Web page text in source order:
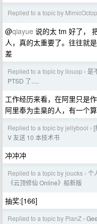
Replied to a topic by
@qiayue 说的太 tm 好了，
人，真的太重要了。往往就
差
Replied to a topic by liouop › 是
PTSD 了.....
工作经历来看，在阿里只是
阿里奉为圭臬的人，有一个
Replied to a topic by jellybool › [
V 友送 10 本技术书
冲冲冲
Replied to a topic by joucks › 个
《云顶修仙 Online》船新版
抽奖:[166]
Replied to a topic by PlanZ ›